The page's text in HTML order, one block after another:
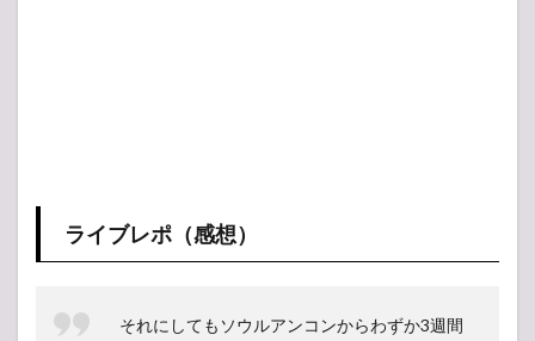
ライブレポ（感想）
それにしてもソウルアンコンからわずか3週間